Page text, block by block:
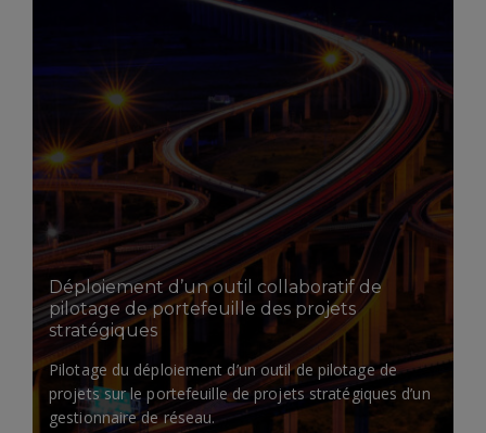
Déploiement d’un outil collaboratif de
pilotage de portefeuille des projets
stratégiques
Pilotage du déploiement d’un outil de pilotage de
projets sur le portefeuille de projets stratégiques d’un
gestionnaire de réseau.
LIRE LA SUITE